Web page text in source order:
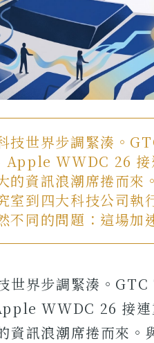
技世界步調緊湊。
WWDC 26 接
的資訊浪潮席捲而來
室到四大科技公司執
不同的問題：這場加
世界步調緊湊。
WWDC 26 接連
資訊浪潮席捲而來。